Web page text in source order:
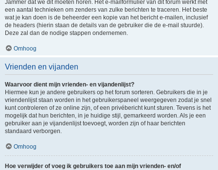
Jammer dat we dit moeten horen. Het e-mailformulier van dit forum werkt met
een aantal technieken om zenders van zulke berichten te traceren. Het beste
wat je kan doen is de beheerder een kopie van het bericht e-mailen, inclusief
de headers (hierin staan de details van de gebruiker die de e-mail stuurde).
Deze zal dan de nodige stappen ondernemen.
Omhoog
Vrienden en vijanden
Waarvoor dient mijn vrienden- en vijandenlijst?
Hiermee kun je andere gebruikers op het forum sorteren. Gebruikers die in je
vriendenlijst staan worden in het gebruikerspaneel weergegeven zodat je snel
kunt controleren of ze online zijn, of een privébericht kunt sturen. Tevens is het
mogelijk dat hun berichten, in je huidige stijl, gemarkeerd worden. Als je een
gebruiker aan je vijandenlijst toevoegt, worden zijn of haar berichten
standaard verborgen.
Omhoog
Hoe verwijder of voeg ik gebruikers toe aan mijn vrienden- en/of